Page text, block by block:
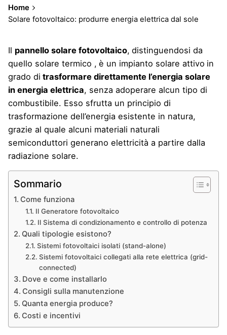
Home
Solare fotovoltaico: produrre energia elettrica dal sole
Il pannello solare fotovoltaico, distinguendosi da
quello solare termico , è un impianto solare attivo in
grado di trasformare direttamente l’energia solare
in energia elettrica, senza adoperare alcun tipo di
combustibile. Esso sfrutta un principio di
trasformazione dell’energia esistente in natura,
grazie al quale alcuni materiali naturali
semiconduttori generano elettricità a partire dalla
radiazione solare.
Sommario
Come funziona
Il Generatore fotovoltaico
Il Sistema di condizionamento e controllo di potenza
Quali tipologie esistono?
Sistemi fotovoltaici isolati (stand-alone)
Sistemi fotovoltaici collegati alla rete elettrica (grid-
connected)
Dove e come installarlo
Consigli sulla manutenzione
Quanta energia produce?
Costi e incentivi